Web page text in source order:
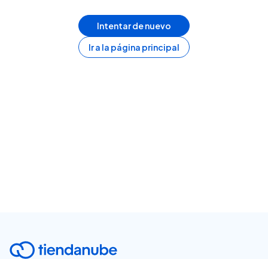
Intentar de nuevo
Ir a la página principal